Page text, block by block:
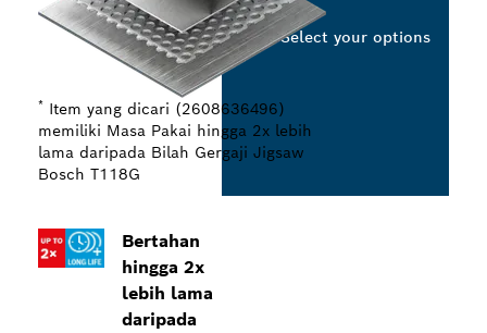
Bertahan
hingga 2x
lebih lama
daripada
* Item yang dicari (2608636496)
memiliki Masa Pakai hingga 2x lebih
lama daripada Bilah Gergaji Jigsaw
Bosch T118G
Select your options